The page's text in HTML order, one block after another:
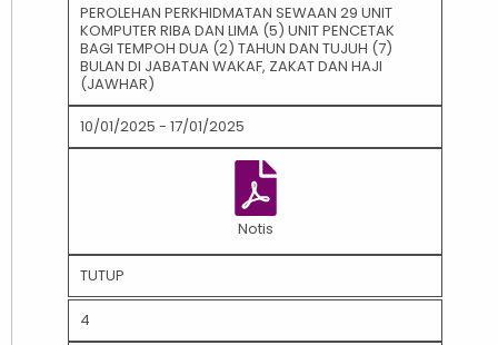
PEROLEHAN PERKHIDMATAN SEWAAN 29 UNIT
KOMPUTER RIBA DAN LIMA (5) UNIT PENCETAK
BAGI TEMPOH DUA (2) TAHUN DAN TUJUH (7)
BULAN DI JABATAN WAKAF, ZAKAT DAN HAJI
(JAWHAR)
10/01/2025 - 17/01/2025
Notis
TUTUP
4